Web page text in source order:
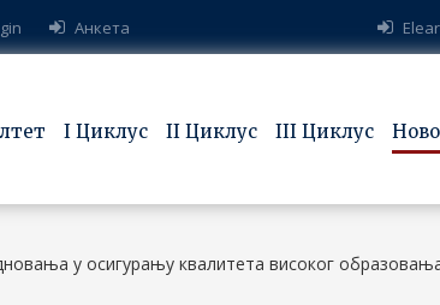
Анкета
I Циклус II Циклус III Циклус
у осигурању квалитета високог